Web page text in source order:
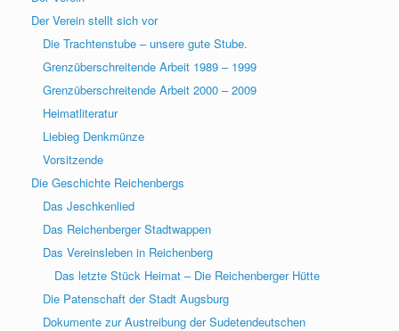
Der Verein stellt sich vor
Die Trachtenstube – unsere gute Stube.
Grenzüberschreitende Arbeit 1989 – 1999
Grenzüberschreitende Arbeit 2000 – 2009
Heimatliteratur
Liebieg Denkmünze
Vorsitzende
Die Geschichte Reichenbergs
Das Jeschkenlied
Das Reichenberger Stadtwappen
Das Vereinsleben in Reichenberg
Das letzte Stück Heimat – Die Reichenberger Hütte
Die Patenschaft der Stadt Augsburg
Dokumente zur Austreibung der Sudetendeutschen